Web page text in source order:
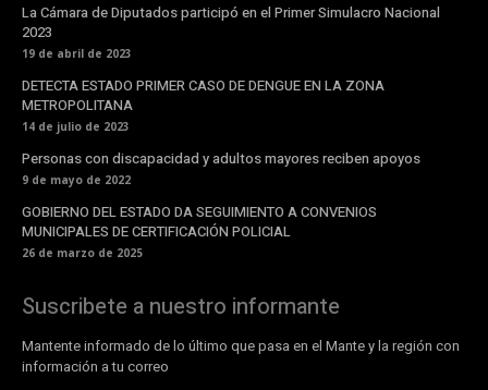
La Cámara de Diputados participó en el Primer Simulacro Nacional
2023
19 de abril de 2023
DETECTA ESTADO PRIMER CASO DE DENGUE EN LA ZONA
METROPOLITANA
14 de julio de 2023
Personas con discapacidad y adultos mayores reciben apoyos
9 de mayo de 2022
GOBIERNO DEL ESTADO DA SEGUIMIENTO A CONVENIOS
MUNICIPALES DE CERTIFICACIÓN POLICIAL
26 de marzo de 2025
Suscribete a nuestro informante
Mantente informado de lo último que pasa en el Mante y la región con
información a tu correo